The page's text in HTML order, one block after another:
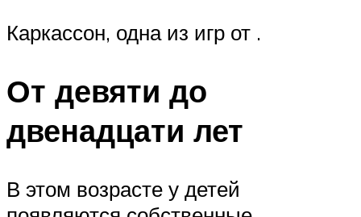
Каркассон, одна из игр от .
От девяти до
двенадцати лет
В этом возрасте у детей